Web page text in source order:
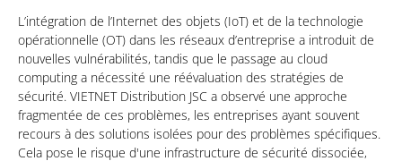
L’intégration de l’Internet des objets (IoT) et de la technologie
opérationnelle (OT) dans les réseaux d’entreprise a introduit de
nouvelles vulnérabilités, tandis que le passage au cloud
computing a nécessité une réévaluation des stratégies de
sécurité. VIETNET Distribution JSC a observé une approche
fragmentée de ces problèmes, les entreprises ayant souvent
recours à des solutions isolées pour des problèmes spécifiques.
Cela pose le risque d'une infrastructure de sécurité dissociée,